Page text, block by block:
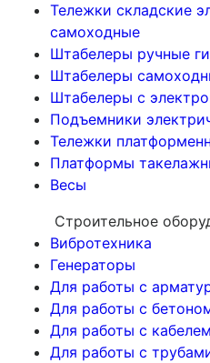
Тележки складские
самоходные
Штабелеры ручные
Штабелеры
Штабелеры с
Подъемники
Тележки
Платформы
Весы
Строительное
Вибротехника
Генераторы
Для работы с
Для работы с
Для работы с кабелем
Для работы с